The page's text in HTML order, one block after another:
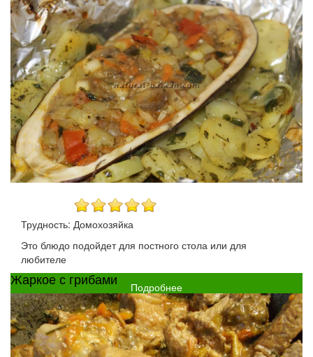
Трудность: Домохозяйка
Это блюдо подойдет для постного стола или для
любителе
Подробнее
Жаркое с грибами